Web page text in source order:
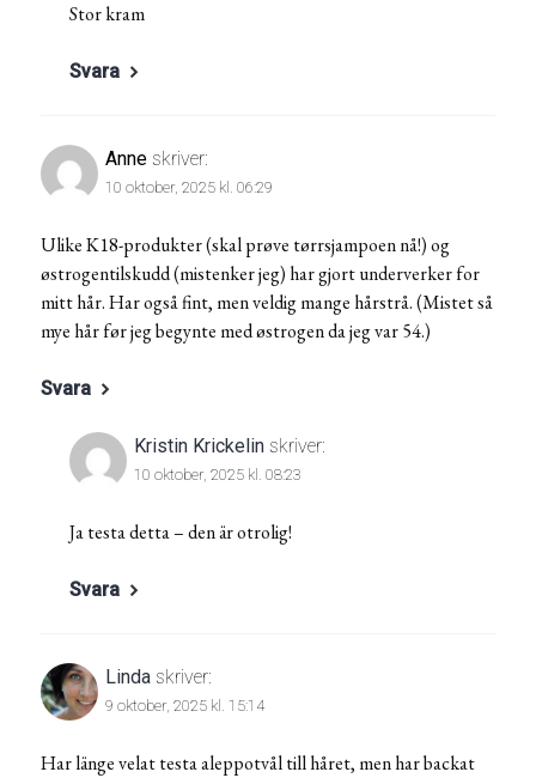
Stor kram
Svara
Anne skriver:
10 oktober, 2025 kl. 06:29
Ulike K18-produkter (skal prøve tørrsjampoen nå!) og
østrogentilskudd (mistenker jeg) har gjort underverker for
mitt hår. Har også fint, men veldig mange hårstrå. (Mistet så
mye hår før jeg begynte med østrogen da jeg var 54.)
Svara
Kristin Krickelin skriver:
10 oktober, 2025 kl. 08:23
Ja testa detta – den är otrolig!
Svara
Linda skriver:
9 oktober, 2025 kl. 15:14
Har länge velat testa aleppotvål till håret, men har backat